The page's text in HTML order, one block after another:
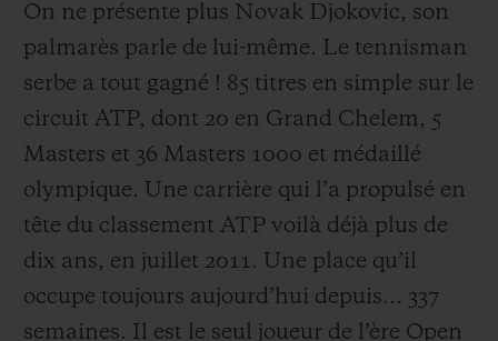
On ne présente plus Novak Djokovic, son
palmarès parle de lui-même. Le tennisman
serbe a tout gagné ! 85 titres en simple sur le
circuit ATP, dont 20 en Grand Chelem, 5
Masters et 36 Masters 1000 et médaillé
olympique. Une carrière qui l’a propulsé en
tête du classement ATP voilà déjà plus de
dix ans, en juillet 2011. Une place qu’il
occupe toujours aujourd’hui depuis… 337
semaines. Il est le seul joueur de l’ère Open